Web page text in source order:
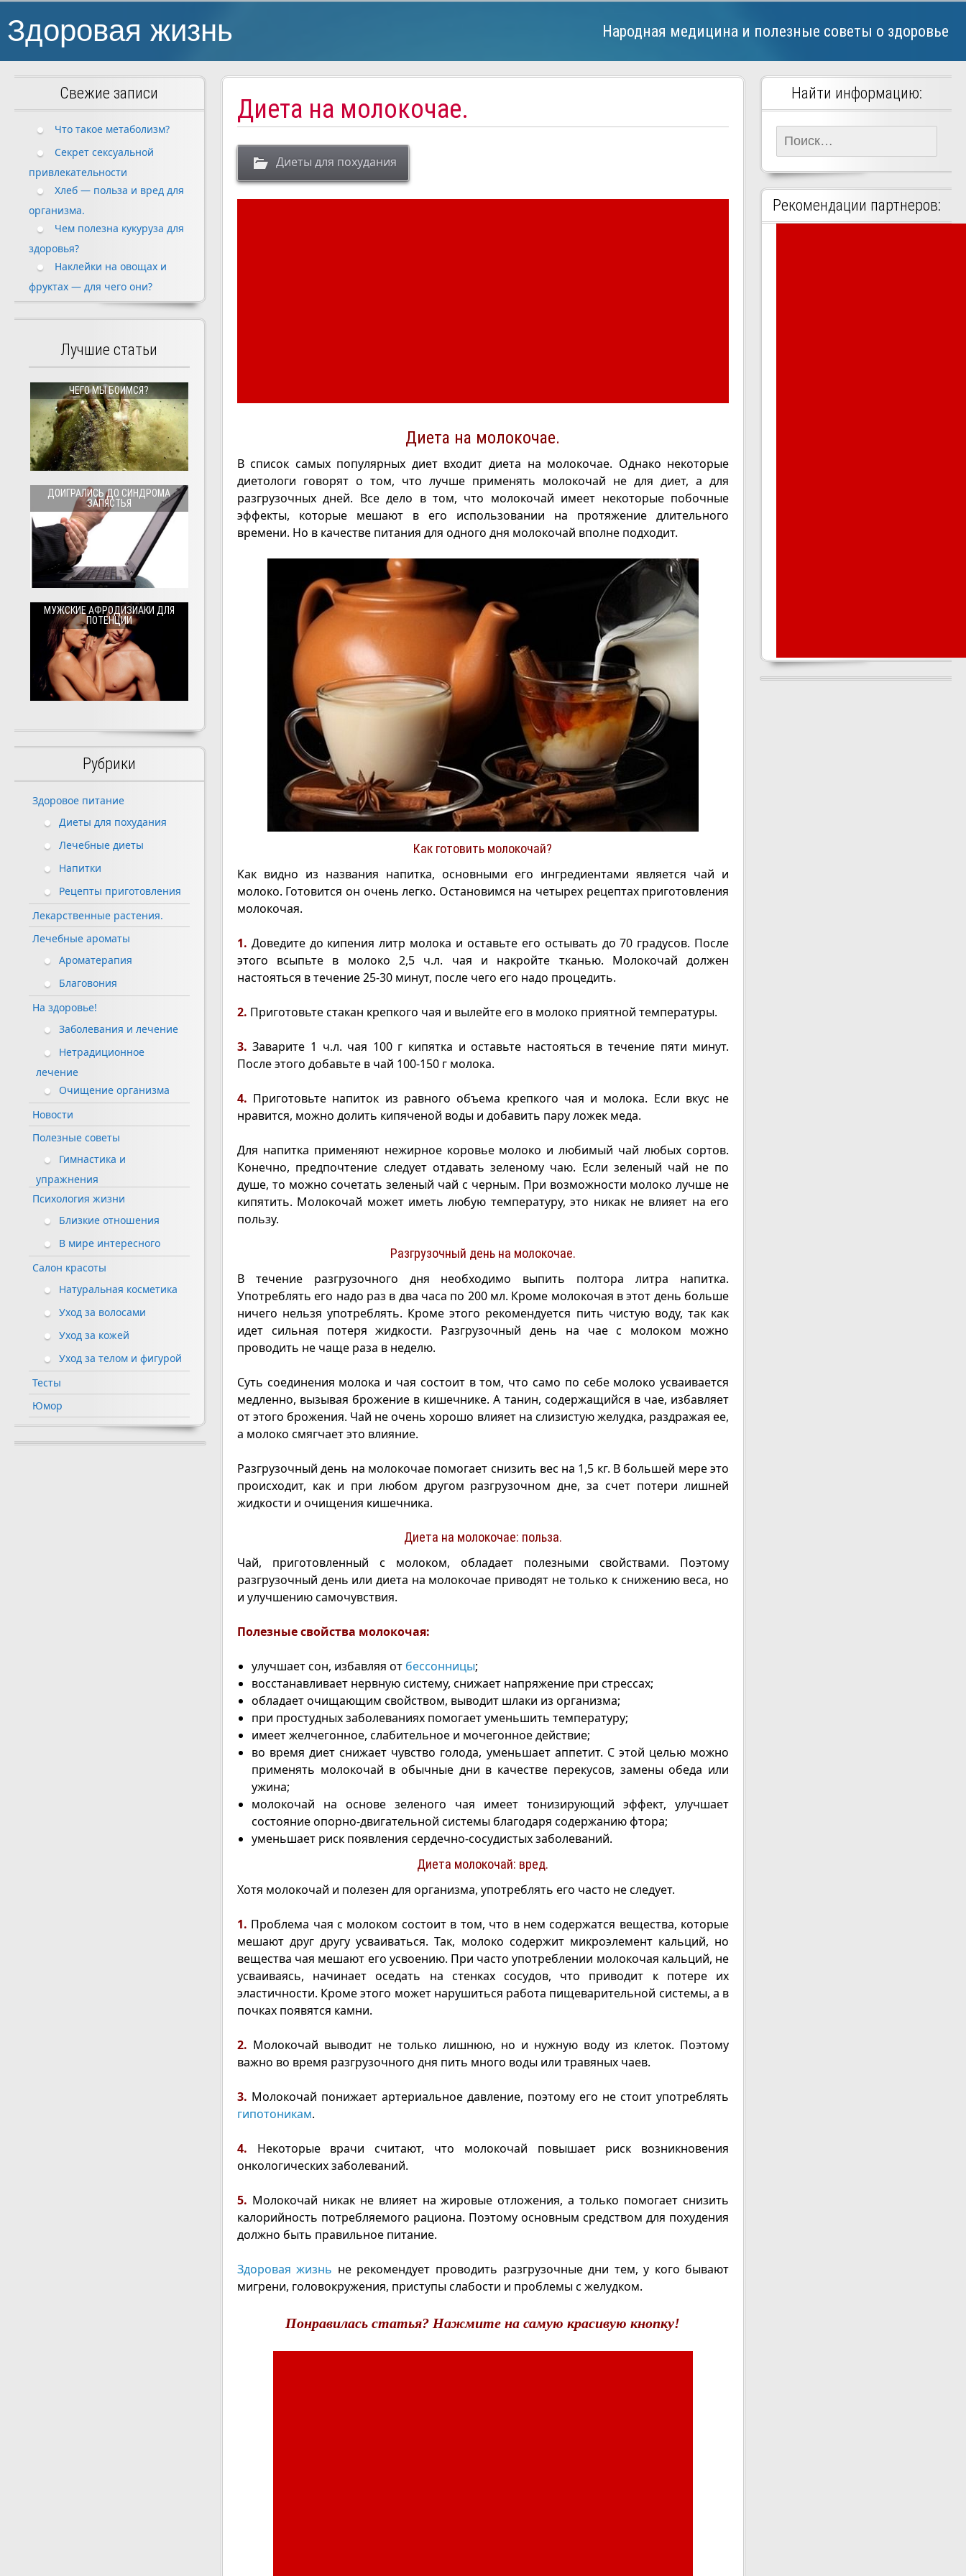
Здоровая жизнь Народная медицина и полезные советы о здоровье
Диета на молокочае.
Диеты для похудания
Диета на молокочае.
В список самых популярных диет входит диета на молокочае. Однако некоторые
диетологи говорят о том, что лучше применять молокочай не для диет, а для
разгрузочных дней. Все дело в том, что молокочай имеет некоторые побочные
эффекты, которые мешают в его использовании на протяжение длительного
времени. Но в качестве питания для одного дня молокочай вполне подходит.
Как готовить молокочай?
Как видно из названия напитка, основными его ингредиентами является чай и
молоко. Готовится он очень легко. Остановимся на четырех рецептах приготовления
молокочая.
1. Доведите до кипения литр молока и оставьте его остывать до 70 градусов. После
этого всыпьте в молоко 2,5 ч.л. чая и накройте тканью. Молокочай должен
настояться в течение 25-30 минут, после чего его надо процедить.
2. Приготовьте стакан крепкого чая и вылейте его в молоко приятной температуры.
3. Заварите 1 ч.л. чая 100 г кипятка и оставьте настояться в течение пяти минут.
После этого добавьте в чай 100-150 г молока.
4. Приготовьте напиток из равного объема крепкого чая и молока. Если вкус не
нравится, можно долить кипяченой воды и добавить пару ложек меда.
Для напитка применяют нежирное коровье молоко и любимый чай любых сортов.
Конечно, предпочтение следует отдавать зеленому чаю. Если зеленый чай не по
душе, то можно сочетать зеленый чай с черным. При возможности молоко лучше не
кипятить. Молокочай может иметь любую температуру, это никак не влияет на его
пользу.
Разгрузочный день на молокочае.
В течение разгрузочного дня необходимо выпить полтора литра напитка.
Употреблять его надо раз в два часа по 200 мл. Кроме молокочая в этот день больше
ничего нельзя употреблять. Кроме этого рекомендуется пить чистую воду, так как
идет сильная потеря жидкости. Разгрузочный день на чае с молоком можно
проводить не чаще раза в неделю.
Суть соединения молока и чая состоит в том, что само по себе молоко усваивается
медленно, вызывая брожение в кишечнике. А танин, содержащийся в чае, избавляет
от этого брожения. Чай не очень хорошо влияет на слизистую желудка, раздражая ее,
а молоко смягчает это влияние.
Разгрузочный день на молокочае помогает снизить вес на 1,5 кг. В большей мере это
происходит, как и при любом другом разгрузочном дне, за счет потери лишней
жидкости и очищения кишечника.
Диета на молокочае: польза.
Чай, приготовленный с молоком, обладает полезными свойствами. Поэтому
разгрузочный день или диета на молокочае приводят не только к снижению веса, но
и улучшению самочувствия.
Полезные свойства молокочая:
улучшает сон, избавляя от бессонницы;
восстанавливает нервную систему, снижает напряжение при стрессах;
обладает очищающим свойством, выводит шлаки из организма;
при простудных заболеваниях помогает уменьшить температуру;
имеет желчегонное, слабительное и мочегонное действие;
во время диет снижает чувство голода, уменьшает аппетит. С этой целью можно
применять молокочай в обычные дни в качестве перекусов, замены обеда или
ужина;
молокочай на основе зеленого чая имеет тонизирующий эффект, улучшает
состояние опорно-двигательной системы благодаря содержанию фтора;
уменьшает риск появления сердечно-сосудистых заболеваний.
Диета молокочай: вред.
Хотя молокочай и полезен для организма, употреблять его часто не следует.
1. Проблема чая с молоком состоит в том, что в нем содержатся вещества, которые
мешают друг другу усваиваться. Так, молоко содержит микроэлемент кальций, но
вещества чая мешают его усвоению. При часто употреблении молокочая кальций, не
усваиваясь, начинает оседать на стенках сосудов, что приводит к потере их
эластичности. Кроме этого может нарушиться работа пищеварительной системы, а в
почках появятся камни.
2. Молокочай выводит не только лишнюю, но и нужную воду из клеток. Поэтому
важно во время разгрузочного дня пить много воды или травяных чаев.
3. Молокочай понижает артериальное давление, поэтому его не стоит употреблять
гипотоникам.
4. Некоторые врачи считают, что молокочай повышает риск возникновения
онкологических заболеваний.
5. Молокочай никак не влияет на жировые отложения, а только помогает снизить
калорийность потребляемого рациона. Поэтому основным средством для похудения
должно быть правильное питание.
Здоровая жизнь не рекомендует проводить разгрузочные дни тем, у кого бывают
мигрени, головокружения, приступы слабости и проблемы с желудком.
Понравилась статья? Нажмите на самую красивую кнопку!
Свежие записи
Что такое метаболизм?
Секрет сексуальной
привлекательности
Хлеб — польза и вред для
организма.
Чем полезна кукуруза для
здоровья?
Наклейки на овощах и
фруктах — для чего они?
Лучшие статьи
ЧЕГО МЫ БОИМСЯ?
ДОИГРАЛИСЬ ДО СИНДРОМА
ЗАПЯСТЬЯ
МУЖСКИЕ АФРОДИЗИАКИ ДЛЯ
ПОТЕНЦИИ
Рубрики
Здоровое питание
Диеты для похудания
Лечебные диеты
Напитки
Рецепты приготовления
Лекарственные растения.
Лечебные ароматы
Ароматерапия
Благовония
На здоровье!
Заболевания и лечение
Нетрадиционное
лечение
Очищение организма
Новости
Полезные советы
Гимнастика и
упражнения
Психология жизни
Близкие отношения
В мире интересного
Салон красоты
Натуральная косметика
Уход за волосами
Уход за кожей
Уход за телом и фигурой
Тесты
Юмор
Найти информацию:
Рекомендации партнеров: